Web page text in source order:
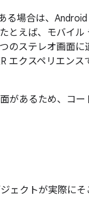
場合は、Android
とえば、モバイ
のステレオ画面
エクスペリエン
があるため、コ
ェクトが実際に